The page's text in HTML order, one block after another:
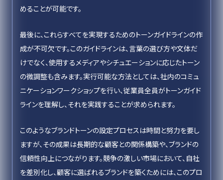
めることが可能です。
最後に、これらすべてを実現するためのトーンガイドラインの作
成が不可欠です。このガイドラインは、言葉の選び方や文体だ
けでなく、使用するメディアやシチュエーションに応じたトーン
の微調整も含みます。実行可能な方法としては、社内のコミュ
ニケーションワークショップを行い、従業員全員がトーンガイド
ラインを理解し、それを実践することが求められます。
このようなブランドトーンの設定プロセスは時間と努力を要し
ますが、その成果は長期的な顧客との関係構築や、ブランドの
信頼性向上につながります。競争の激しい市場において、自社
を差別化し、顧客に選ばれるブランドを築くためには、このプロ